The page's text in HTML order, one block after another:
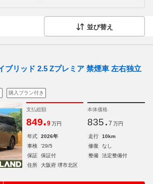
並び替え
ブリッド 2.5 Zプレミア 禁煙車 左右独立
購入プラン付き
支払総額
849.9 万円
本体価格
835. 7 万円
年式 2026年 走行
10km
車検
'29/5 修復
なし
保証
保証付 整備
法定整備付
住所
大阪府 堺市北区